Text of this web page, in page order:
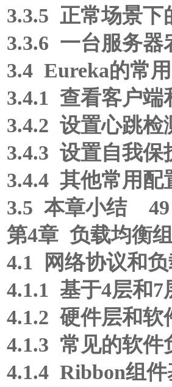
3.3.5 正常场景
3.3.6 一台服务
3.4 Eureka的常
3.4.1 查看客户
3.4.2 设置心跳
3.4.3 设置自我
3.4.4 其他常用
3.5 本章小结 49
第4章 负载均衡
4.1 网络协议和
4.1.1 基于4层和
4.1.2 硬件层和
4.1.3 常见的软
4.1.4 Ribbon组